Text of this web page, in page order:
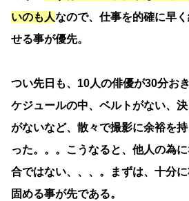
いのも人なので、仕事を的確に早
せる事が優先。
つい先日も、10人の俳優が30分お
ケジュールの中、ベルトがない、
がないなど、散々で撮影に余裕を
った。。。こうなると、他人の為
合ではない、、、。まずは、十分
固める事が先である。